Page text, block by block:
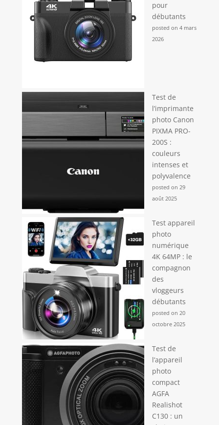
pour
débutants
posted on 4 mars
2026
Test de
l’imprimante
photo Canon
PIXMA PRO-
200S :
couleurs
intenses et
polyvalence
posted on 29
août 2025
Test appareil
photo
numérique
4K 64MP : le
compagnon
des
vloggeurs
débutants
posted on 20
octobre 2025
Test de
l’appareil
photo
compact
AGFA
Realishot
C130 : un